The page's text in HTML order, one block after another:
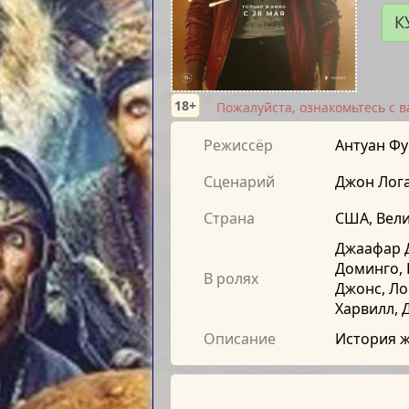
18+ Пожалуйста, ознакомьтесь
Режиссёр
Антуан
Сценарий
Джон
Страна
США,
В ролях
Джаафар
Доминго,
Джонс,
Харвилл,
Описание
История